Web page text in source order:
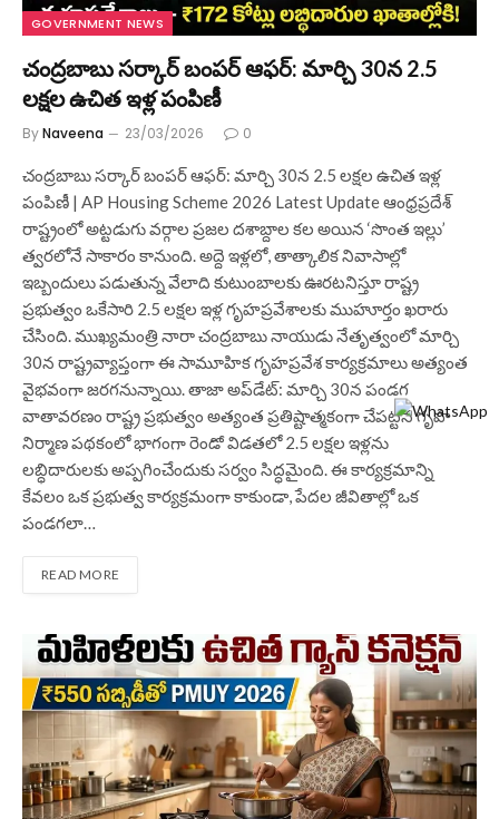
GOVERNMENT NEWS
చంద్రబాబు సర్కార్ బంపర్ ఆఫర్: మార్చి 30న 2.5
లక్షల ఉచిత ఇళ్ల పంపిణీ
ByNaveena 23/03/2026 0
చంద్రబాబు సర్కార్ బంపర్ ఆఫర్: మార్చి 30న 2.5 లక్షల ఉచిత ఇళ్ల
పంపిణీ | AP Housing Scheme 2026 Latest Update ఆంధ్రప్రదేశ్
రాష్ట్రంలో అట్టడుగు వర్గాల ప్రజల దశాబ్దాల కల అయిన ‘సొంత ఇల్లు’
త్వరలోనే సాకారం కానుంది. అద్దె ఇళ్లలో, తాత్కాలిక నివాసాల్లో
ఇబ్బందులు పడుతున్న వేలాది కుటుంబాలకు ఊరటనిస్తూ రాష్ట్ర
ప్రభుత్వం ఒకేసారి 2.5 లక్షల ఇళ్ల గృహప్రవేశాలకు ముహూర్తం ఖరారు
చేసింది. ముఖ్యమంత్రి నారా చంద్రబాబు నాయుడు నేతృత్వంలో మార్చి
30న రాష్ట్రవ్యాప్తంగా ఈ సామూహిక గృహప్రవేశ కార్యక్రమాలు అత్యంత
వైభవంగా జరగనున్నాయి. తాజా అప్‌డేట్: మార్చి 30న పండగ
వాతావరణం రాష్ట్ర ప్రభుత్వం అత్యంత ప్రతిష్టాత్మకంగా చేపట్టిన గృహ
నిర్మాణ పథకంలో భాగంగా రెండో విడతలో 2.5 లక్షల ఇళ్లను
లబ్ధిదారులకు అప్పగించేందుకు సర్వం సిద్ధమైంది. ఈ కార్యక్రమాన్ని
కేవలం ఒక ప్రభుత్వ కార్యక్రమంగా కాకుండా, పేదల జీవితాల్లో ఒక
పండగలా…
READ MORE